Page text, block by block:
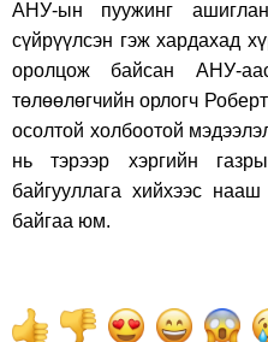
АНУ-ын пуужинг
сүйрүүлсэн гэж хардахад
оролцож байсан АНУ-
төлөөлөгчийн орлогч
осолтой холбоотой
нь тэрээр хэргийн
байгууллага хийхээс
байгаа юм.